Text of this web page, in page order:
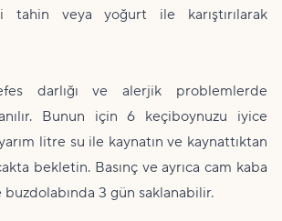
tahin veya yoğurt ile karıştırılarak
darlığı ve alerjik problemlerde
Bunun için 6 keçiboynuzu iyice
litre su ile kaynatın ve kaynattıktan
bekletin. Basınç ve ayrıca cam kaba
3 gün saklanabilir.